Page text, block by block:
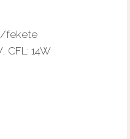
fekete
CFL: 14W